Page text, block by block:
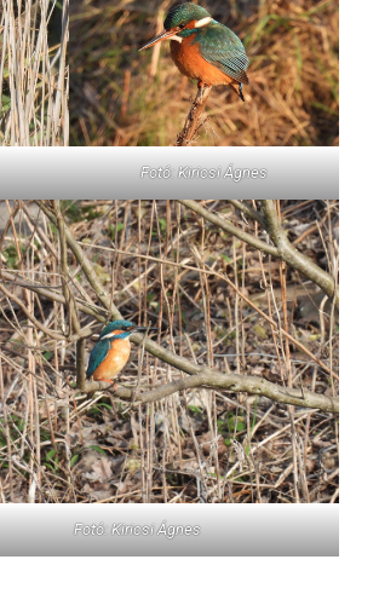
Fotó: Kiricsi Ágnes
Fotó: Kiricsi Ágnes